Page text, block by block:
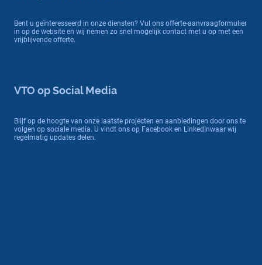
Bent u geïnteresseerd in onze diensten? Vul ons offerte-aanvraagformulier
in op de website en wij nemen zo snel mogelijk contact met u op met een
vrijblijvende offerte.
VTO op Social Media
Blijf op de hoogte van onze laatste projecten en aanbiedingen door ons te
volgen op sociale media. U vindt ons op Facebook en LinkedInwaar wij
regelmatig updates delen.